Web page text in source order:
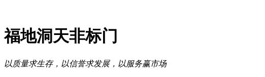
福地洞天非标门
以质量求生存，以信誉求发展，以服务赢市场